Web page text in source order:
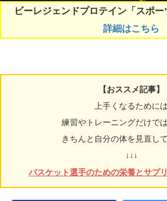
ビーレジェンドプロテイン「スポ
詳細はこちら
【おススメ記事】
上手くなるためには
練習やトレーニングだけで
きちんと自分の体を見直し
↓↓↓
バスケット選手のための栄養とサプ